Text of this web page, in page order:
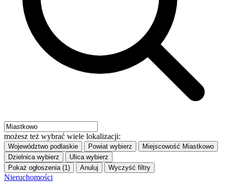
możesz też wybrać wiele lokalizacji:
Województwo podlaskie Powiat wybierz Miejscowość Miastkowo
Dzielnica wybierz Ulica wybierz
Pokaż ogłoszenia (1)
Anuluj Wyczyść filtry
Nieruchomości